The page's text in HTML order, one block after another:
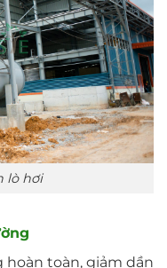
lò hơi
hoàn toàn, giảm dần